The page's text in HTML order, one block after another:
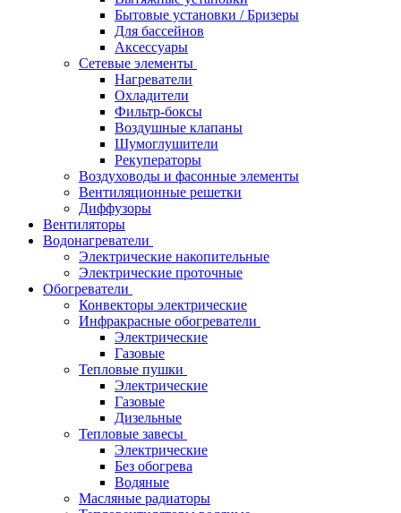
Бытовые установки / Бризеры
Для бассейнов
Аксессуары
Сетевые элементы
Нагреватели
Охладители
Фильтр-боксы
Воздушные клапаны
Шумоглушители
Рекуператоры
Воздуховоды и фасонные элементы
Вентиляционные решетки
Диффузоры
Вентиляторы
Водонагреватели
Электрические накопительные
Электрические проточные
Обогреватели
Конвекторы электрические
Инфракрасные обогреватели
Электрические
Газовые
Тепловые пушки
Электрические
Газовые
Дизельные
Тепловые завесы
Электрические
Без обогрева
Водяные
Масляные радиаторы